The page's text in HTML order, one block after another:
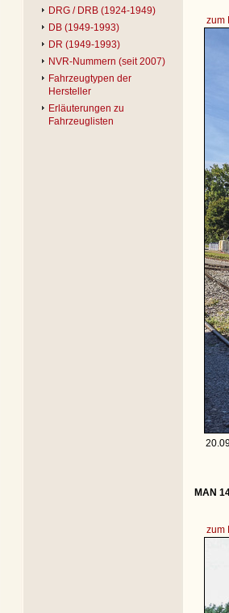
DRG / DRB (1924-1949)
DB (1949-1993)
DR (1949-1993)
NVR-Nummern (seit 2007)
Fahrzeugtypen der
Hersteller
Erläuterungen zu
Fahrzeuglisten
zum
MAN
zum